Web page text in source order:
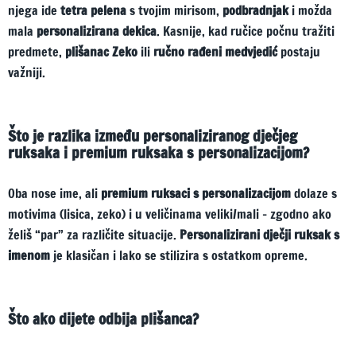
njega idetetra pelenas tvojim mirisom, podbradnjaki možda
mala personalizirana dekica. Kasnije, kad ručice počnu tražiti
predmete, plišanac Zeko ili ručno rađeni medvjedićpostaju
važniji.
Što je razlika između personaliziranog dječjeg
ruksaka i premium ruksaka s personalizacijom?
Oba nose ime, ali premium ruksaci s personalizacijomdolaze s
motivima (lisica, zeko) i u veličinama veliki/mali – zgodno ako
želiš “par” za različite situacije. Personalizirani dječji ruksak s
imenom je klasičan i lako se stilizira s ostatkom opreme.
Što ako dijete odbija plišanca?